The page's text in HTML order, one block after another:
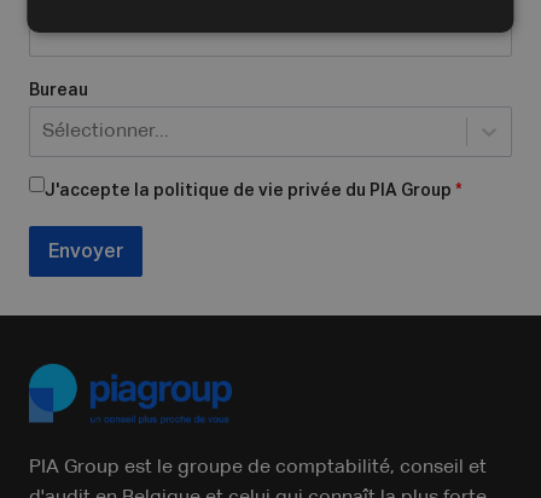
Bureau
Sélectionner...
J'accepte la politique de vie privée du PIA Group *
Envoyer
PIA Group est le groupe de comptabilité, conseil et